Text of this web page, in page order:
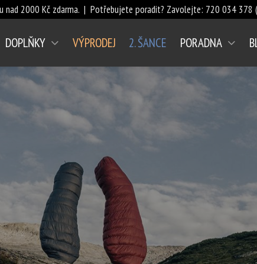
nad 2000 Kč zdarma. | Potřebujete poradit? Zavolejte: 720 034 378
DOPLŇKY VÝPRODEJ 2. ŠANCE PORADNA